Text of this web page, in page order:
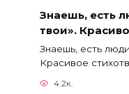
Знаешь, есть
твои».
Знаешь, есть
Красивое
4.2к.